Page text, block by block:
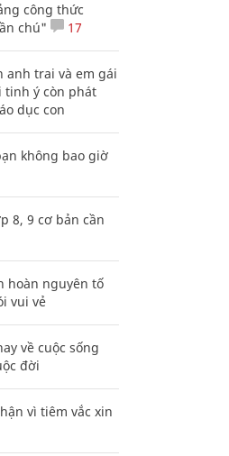
công thức
chú"
17
anh trai và em gái
ý còn phát
dục con
không bao giờ
8, 9 cơ bản cần
hoàn nguyên tố
vui vẻ
về cuộc sống
đời
vì tiêm vắc xin